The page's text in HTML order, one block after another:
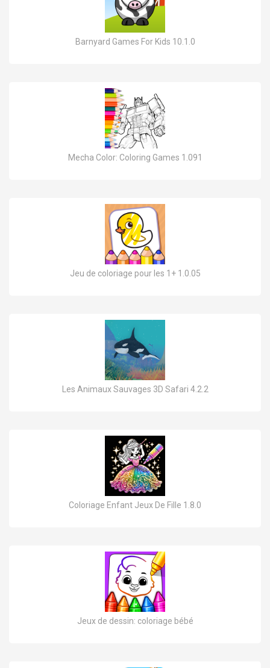
Barnyard Games For Kids 10.1.0
Mecha Color: Coloring Games 1.091
Jeu de coloriage pour les 1+ 1.0.05
Les Animaux Sauvages 3D Safari 4.2.2
Coloriage Enfant Jeux De Fille 1.8.0
Jeux de dessin: coloriage bébé